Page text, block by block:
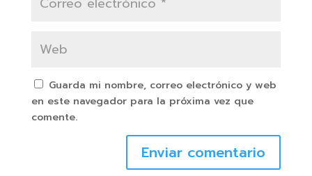
Guarda mi nombre, correo electrónico y web
en este navegador para la próxima vez que
comente.
Enviar comentario